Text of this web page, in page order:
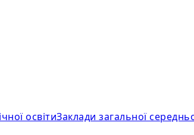
освітиЗаклади загальної